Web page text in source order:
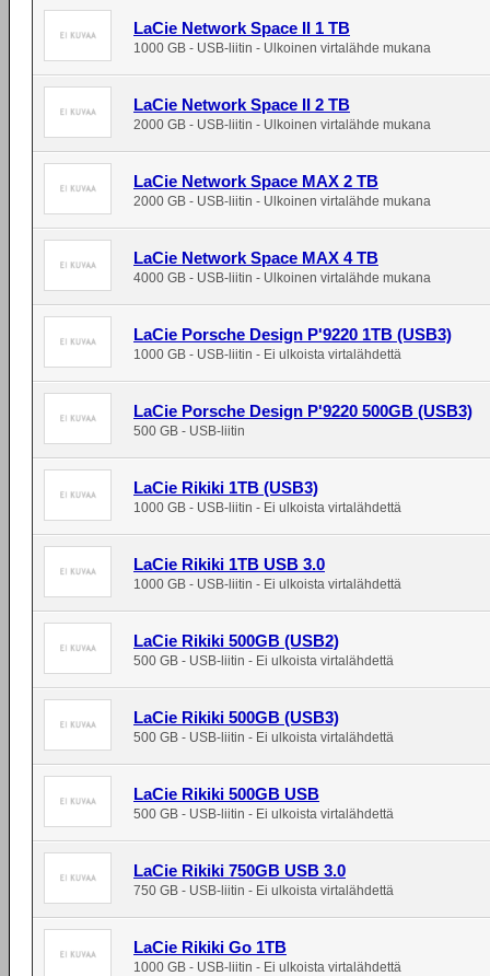
LaCie Network Space II 1 TB
1000 GB - USB-liitin - Ulkoinen virtalähde mukana
LaCie Network Space II 2 TB
2000 GB - USB-liitin - Ulkoinen virtalähde mukana
LaCie Network Space MAX 2 TB
2000 GB - USB-liitin - Ulkoinen virtalähde mukana
LaCie Network Space MAX 4 TB
4000 GB - USB-liitin - Ulkoinen virtalähde mukana
LaCie Porsche Design P'9220 1TB (USB3)
1000 GB - USB-liitin - Ei ulkoista virtalähdettä
LaCie Porsche Design P'9220 500GB (USB3)
500 GB - USB-liitin
LaCie Rikiki 1TB (USB3)
1000 GB - USB-liitin - Ei ulkoista virtalähdettä
LaCie Rikiki 1TB USB 3.0
1000 GB - USB-liitin - Ei ulkoista virtalähdettä
LaCie Rikiki 500GB (USB2)
500 GB - USB-liitin - Ei ulkoista virtalähdettä
LaCie Rikiki 500GB (USB3)
500 GB - USB-liitin - Ei ulkoista virtalähdettä
LaCie Rikiki 500GB USB
500 GB - USB-liitin - Ei ulkoista virtalähdettä
LaCie Rikiki 750GB USB 3.0
750 GB - USB-liitin - Ei ulkoista virtalähdettä
LaCie Rikiki Go 1TB
1000 GB - USB-liitin - Ei ulkoista virtalähdettä